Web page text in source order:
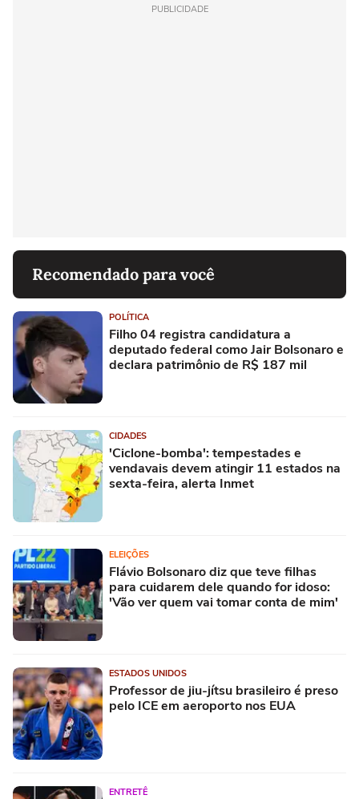
PUBLICIDADE
Recomendado para você
POLÍTICA
Filho 04 registra candidatura a
deputado federal como Jair Bolsonaro e
declara patrimônio de R$ 187 mil
CIDADES
'Ciclone-bomba': tempestades e
vendavais devem atingir 11 estados na
sexta-feira, alerta Inmet
ELEIÇÕES
Flávio Bolsonaro diz que teve filhas
para cuidarem dele quando for idoso:
'Vão ver quem vai tomar conta de mim'
ESTADOS UNIDOS
Professor de jiu-jítsu brasileiro é preso
pelo ICE em aeroporto nos EUA
ENTRETÊ